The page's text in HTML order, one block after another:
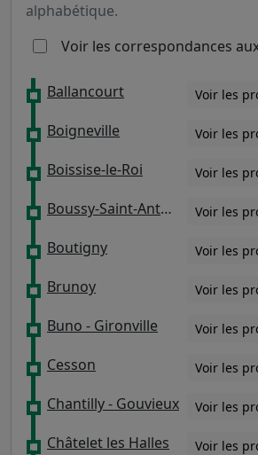
alphabétique.
Voir les correspondances
Ballancourt Voir les
Boigneville Voir les
Boissise-le-Roi Voir les
Boussy-Saint-Antoine Voir les
Boutigny Voir les
Brunoy Voir les
Buno - Gironville Voir les
Cesson Voir les
Chantilly - Gouvieux Voir les
Châtelet les Halles Voir les